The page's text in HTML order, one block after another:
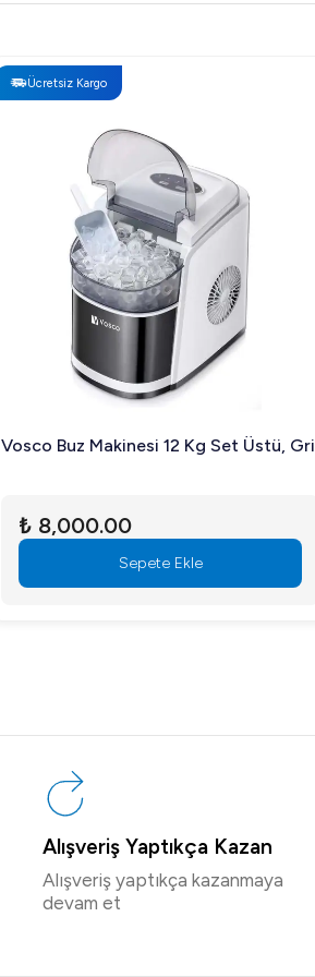
Ücretsiz Kargo
Vosco Buz Makinesi 12 Kg Set Üstü, Gri
₺ 8,000.00
Sepete Ekle
Alışveriş Yaptıkça Kazan
Alışveriş yaptıkça kazanmaya
devam et